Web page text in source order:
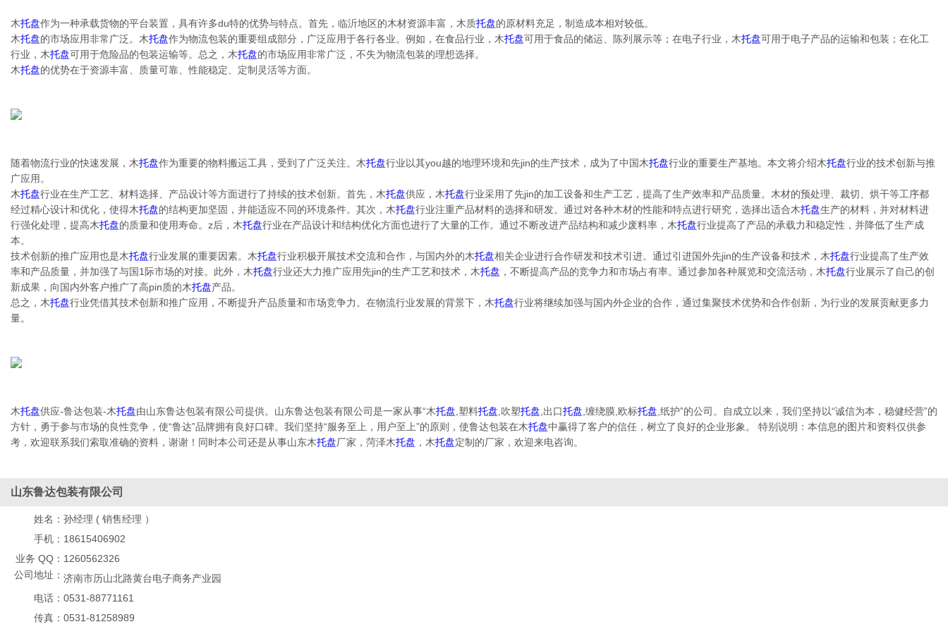
木托盘作为一种承载货物的平台装置，具有许多du特的优势与特点。首先，临沂地区的木材资源丰富，木质托盘的原材料充足，制造成本相对较低。
木托盘的市场应用非常广泛。木托盘作为物流包装的重要组成部分，广泛应用于各行各业。例如，在食品行业，木托盘可用于食品的储运、陈列展示等；在电子行业，木托盘可用于电子产品的运输和包装；在化工
行业，木托盘可用于危险品的包装运输等。总之，木托盘的市场应用非常广泛，不失为物流包装的理想选择。
木托盘的优势在于资源丰富、质量可靠、性能稳定、定制灵活等方面。
随着物流行业的快速发展，木托盘作为重要的物料搬运工具，受到了广泛关注。木托盘行业以其you越的地理环境和先jin的生产技术，成为了中国木托盘行业的重要生产基地。本文将介绍木托盘行业的技术创新与推
广应用。
木托盘行业在生产工艺、材料选择、产品设计等方面进行了持续的技术创新。首先，木托盘供应，木托盘行业采用了先jin的加工设备和生产工艺，提高了生产效率和产品质量。木材的预处理、裁切、烘干等工序都
经过精心设计和优化，使得木托盘的结构更加坚固，并能适应不同的环境条件。其次，木托盘行业注重产品材料的选择和研发。通过对各种木材的性能和特点进行研究，选择出适合木托盘生产的材料，并对材料进
行强化处理，提高木托盘的质量和使用寿命。z后，木托盘行业在产品设计和结构优化方面也进行了大量的工作。通过不断改进产品结构和减少废料率，木托盘行业提高了产品的承载力和稳定性，并降低了生产成
本。
技术创新的推广应用也是木托盘行业发展的重要因素。木托盘行业积极开展技术交流和合作，与国内外的木托盘相关企业进行合作研发和技术引进。通过引进国外先jin的生产设备和技术，木托盘行业提高了生产效
率和产品质量，并加强了与国1际市场的对接。此外，木托盘行业还大力推广应用先jin的生产工艺和技术，木托盘 ，不断提高产品的竞争力和市场占有率。通过参加各种展览和交流活动，木托盘行业展示了自己的创
新成果，向国内外客户推广了高pin质的木托盘产品。
总之，木托盘行业凭借其技术创新和推广应用，不断提升产品质量和市场竞争力。在物流行业发展的背景下，木托盘行业将继续加强与国内外企业的合作，通过集聚技术优势和合作创新，为行业的发展贡献更多力
量。
木托盘供应-鲁达包装-木托盘由山东鲁达包装有限公司提供。山东鲁达包装有限公司是一家从事“木托盘 ,塑料托盘 ,吹塑托盘 ,出口托盘 ,缠绕膜,欧标托盘 ,纸护”的公司。自成立以来，我们坚持以“诚信为本，稳健经营”的
方针，勇于参与市场的良性竞争，使“鲁达”品牌拥有良好口碑。我们坚持“服务至上，用户至上”的原则，使鲁达包装在木托盘中赢得了客户的信任，树立了良好的企业形象。 特别说明：本信息的图片和资料仅供参
考，欢迎联系我们索取准确的资料，谢谢！同时本公司还是从事山东木托盘厂家，菏泽木托盘 ，木托盘定制的厂家，欢迎来电咨询。
山东鲁达包装有限公司
姓名： 孙经理 ( 销售经理 ）
手机： 18615406902
业务 QQ： 1260562326
公司地址： 济南市历山北路黄台电子商务产业园
电话： 0531-88771161
传真： 0531-81258989